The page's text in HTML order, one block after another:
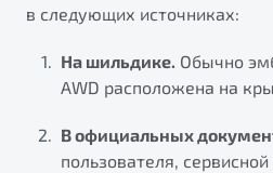
в следующих источниках:
На шильдике. Обычно
AWD расположена на
В официальных
пользователя,